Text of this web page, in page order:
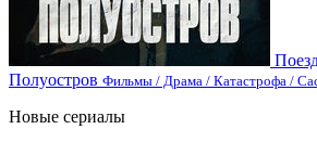
Полуостров Фильмы / Драма / Катастрофа /
Новые сериалы